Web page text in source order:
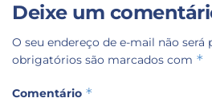
Deixe um
O seu endereço de e-mail não será
obrigatórios são marcados com *
Comentário *